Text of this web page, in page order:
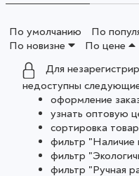
По умолчанию По
По новизне
По цене
Для
недоступны
оформление
узнать оптовую
сортировка
фильтр "Наличие
фильтр
фильтр "Ручная